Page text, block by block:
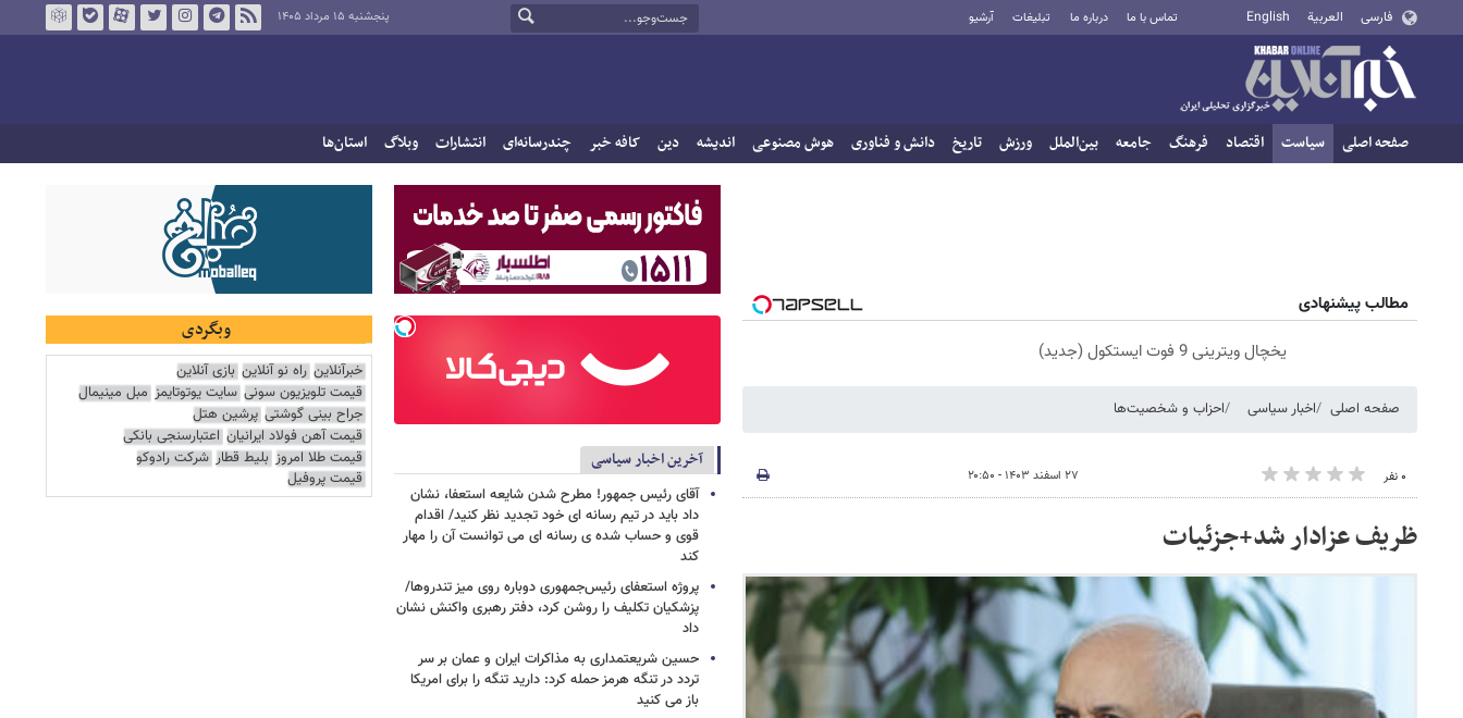
فارسی العربية English تماس با ما درباره ما تبلیغات آرشیو پنجشنبه ۱۵ مرداد ۱۴۰۵
صفحه اصلی سیاست اقتصاد فرهنگ جامعه بین‌الملل ورزش تاریخ دانش و فناوری هوش مصنوعی اندیشه دین کافه خبر چندرسانه‌ای انتشارات وبلاگ استان‌ها
مطالب پیشنهادی
یخچال ویترینی 9 فوت ایستکول (جدید)
صفحه اصلی اخبار سیاسی احزاب و شخصیت‌ها
۰ نفر ۲۷ اسفند ۱۴۰۳ - ۲۰:۵۰
ظریف عزادار شد+جزئیات
آخرین اخبار سیاسی
آقای رئیس جمهور! مطرح شدن شایعه استعفا، نشان
داد باید در تیم رسانه ای خود تجدید نظر کنید/ اقدام
قوی و حساب شده ی رسانه ای می توانست آن را مهار
کند
پروژه استعفای رئیس‌جمهوری دوباره روی میز تندروها/
پزشکیان تکلیف را روشن کرد، دفتر رهبری واکنش نشان
داد
حسین شریعتمداری به مذاکرات ایران و عمان بر سر
تردد در تنگه هرمز حمله کرد: دارید تنگه را برای امریکا
باز می کنید
وبگردی
خبرآنلاین راه نو آنلاین بازی آنلاین
قیمت تلویزیون سونی سایت یوتوتایمز مبل مینیمال
جراح بینی گوشتی پرشین هتل
قیمت آهن فولاد ایرانیان اعتبارسنجی بانکی
قیمت طلا امروز بلیط قطار شرکت رادوکو
قیمت پروفیل